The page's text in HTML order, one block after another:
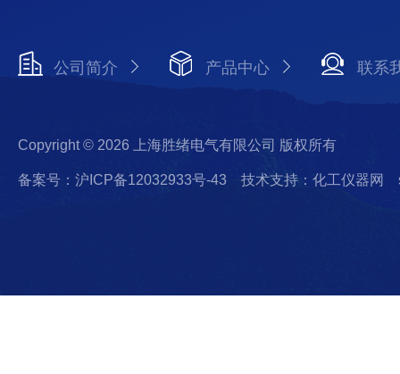
公司简介 产品中心 联系
Copyright © 2026 上海胜绪电气有限公司 版权所有
备案号：沪ICP备12032933号-43 技术支持：化工仪器网